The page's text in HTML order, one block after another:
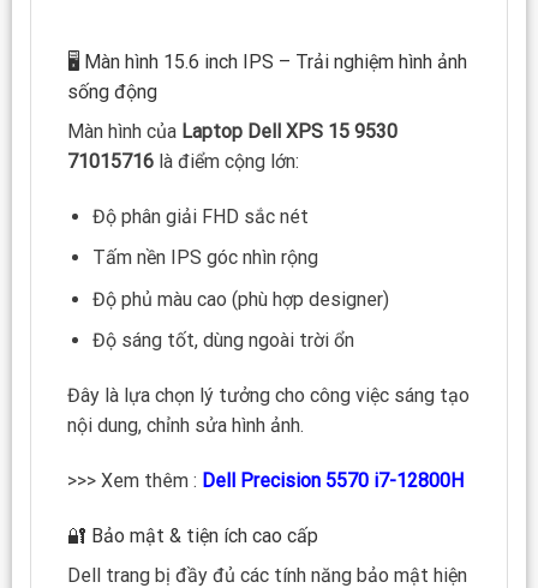
🖥️ Màn hình 15.6 inch IPS – Trải nghiệm hình ảnh
sống động
Màn hình của Laptop Dell XPS 15 9530
71015716là điểm cộng lớn:
Độ phân giải FHD sắc nét
Tấm nền IPS góc nhìn rộng
Độ phủ màu cao (phù hợp designer)
Độ sáng tốt, dùng ngoài trời ổn
Đây là lựa chọn lý tưởng cho công việc sáng tạo
nội dung, chỉnh sửa hình ảnh.
>>> Xem thêm : Dell Precision 5570 i7-12800H
🔐 Bảo mật & tiện ích cao cấp
Dell trang bị đầy đủ các tính năng bảo mật hiện